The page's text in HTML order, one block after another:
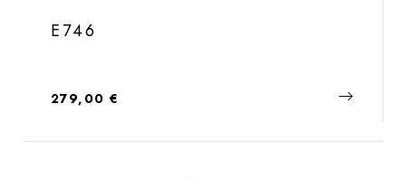
E746
Regulärer Preis:
279,00 €